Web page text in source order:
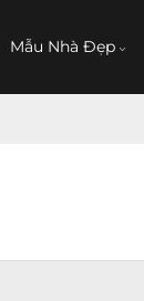
Mẫu Nhà Đẹp